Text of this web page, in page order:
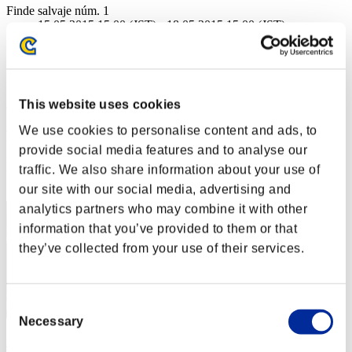
This website uses cookies
We use cookies to personalise content and ads, to
provide social media features and to analyse our
traffic. We also share information about your use of
our site with our social media, advertising and
analytics partners who may combine it with other
information that you’ve provided to them or that
they’ve collected from your use of their services.
Selection
Necessary
Finde salvaje núm. 1
15.05.2015 15:00 (JST) - 18.05.2015 15:00 (JST)
Solo
(Los rankings se actualizan cada 6 horas.)
Rankings
Posición
31